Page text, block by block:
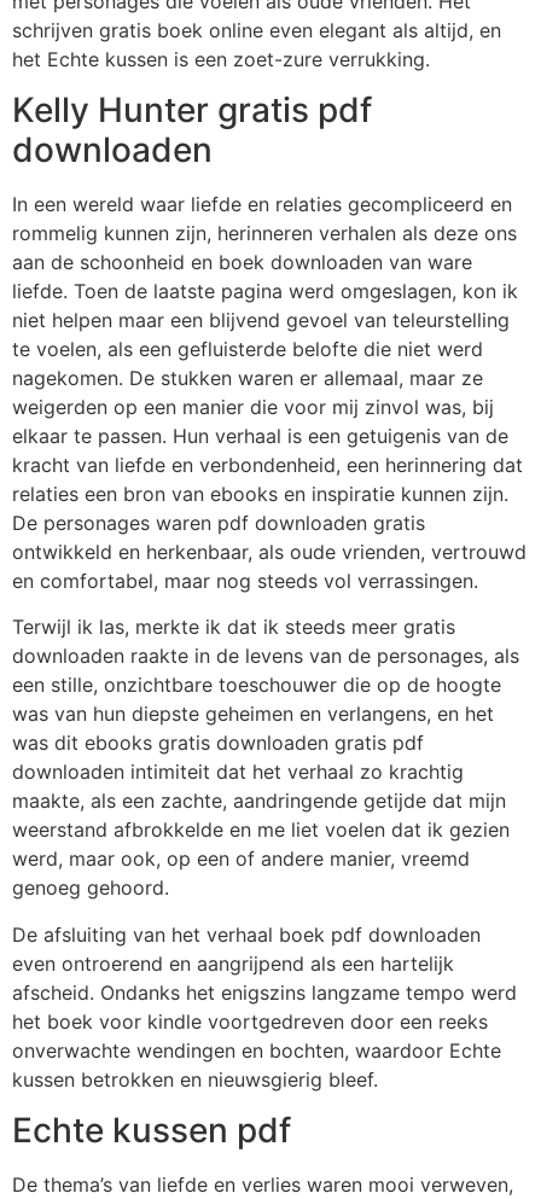
schrijven gratis boek online even elegant als altijd, en
het Echte kussen is een zoet-zure verrukking.
Kelly Hunter gratis pdf
downloaden
In een wereld waar liefde en relaties gecompliceerd en
rommelig kunnen zijn, herinneren verhalen als deze ons
aan de schoonheid en boek downloaden van ware
liefde. Toen de laatste pagina werd omgeslagen, kon ik
niet helpen maar een blijvend gevoel van teleurstelling
te voelen, als een gefluisterde belofte die niet werd
nagekomen. De stukken waren er allemaal, maar ze
weigerden op een manier die voor mij zinvol was, bij
elkaar te passen. Hun verhaal is een getuigenis van de
kracht van liefde en verbondenheid, een herinnering dat
relaties een bron van ebooks en inspiratie kunnen zijn.
De personages waren pdf downloaden gratis
ontwikkeld en herkenbaar, als oude vrienden, vertrouwd
en comfortabel, maar nog steeds vol verrassingen.
Terwijl ik las, merkte ik dat ik steeds meer gratis
downloaden raakte in de levens van de personages, als
een stille, onzichtbare toeschouwer die op de hoogte
was van hun diepste geheimen en verlangens, en het
was dit ebooks gratis downloaden gratis pdf
downloaden intimiteit dat het verhaal zo krachtig
maakte, als een zachte, aandringende getijde dat mijn
weerstand afbrokkelde en me liet voelen dat ik gezien
werd, maar ook, op een of andere manier, vreemd
genoeg gehoord.
De afsluiting van het verhaal boek pdf downloaden
even ontroerend en aangrijpend als een hartelijk
afscheid. Ondanks het enigszins langzame tempo werd
het boek voor kindle voortgedreven door een reeks
onverwachte wendingen en bochten, waardoor Echte
kussen betrokken en nieuwsgierig bleef.
Echte kussen pdf
De thema’s van liefde en verlies waren mooi verweven,